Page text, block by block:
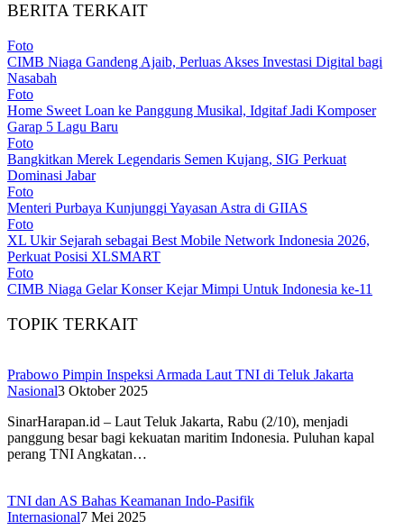
BERITA TERKAIT
Foto
CIMB Niaga Gandeng Ajaib, Perluas Akses Investasi Digital bagi
Nasabah
Foto
Home Sweet Loan ke Panggung Musikal, Idgitaf Jadi Komposer
Garap 5 Lagu Baru
Foto
Bangkitkan Merek Legendaris Semen Kujang, SIG Perkuat
Dominasi Jabar
Foto
Menteri Purbaya Kunjunggi Yayasan Astra di GIIAS
Foto
XL Ukir Sejarah sebagai Best Mobile Network Indonesia 2026,
Perkuat Posisi XLSMART
Foto
CIMB Niaga Gelar Konser Kejar Mimpi Untuk Indonesia ke-11
TOPIK TERKAIT
Prabowo Pimpin Inspeksi Armada Laut TNI di Teluk Jakarta
Nasional3 Oktober 2025
SinarHarapan.id – Laut Teluk Jakarta, Rabu (2/10), menjadi
panggung besar bagi kekuatan maritim Indonesia. Puluhan kapal
perang TNI Angkatan…
TNI dan AS Bahas Keamanan Indo-Pasifik
Internasional7 Mei 2025